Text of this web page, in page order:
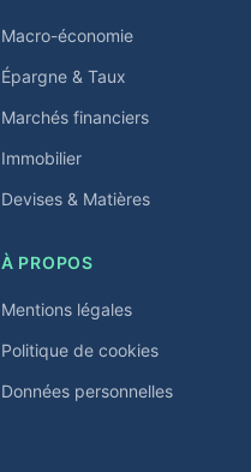
Macro-économie
Épargne & Taux
Marchés financiers
Immobilier
Devises & Matières
À PROPOS
Mentions légales
Politique de cookies
Données personnelles